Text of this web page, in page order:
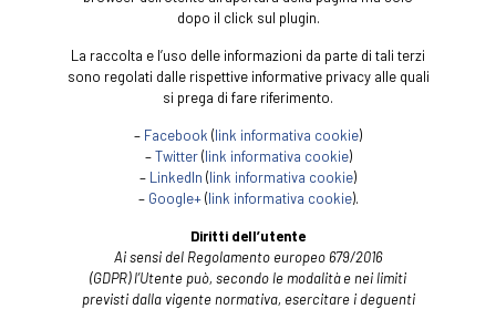
dopo il click sul plugin.
La raccolta e l’uso delle informazioni da parte di tali terzi
sono regolati dalle rispettive informative privacy alle quali
si prega di fare riferimento.
– Facebook (link informativa cookie)
–Twitter(link informativa cookie)
– LinkedIn (link informativa cookie)
– Google+(link informativa cookie).
Diritti dell’utente
Ai sensi del Regolamento europeo 679/2016
(GDPR) l’Utente può, secondo le modalità e nei limiti
previsti dalla vigente normativa, esercitare i deguenti